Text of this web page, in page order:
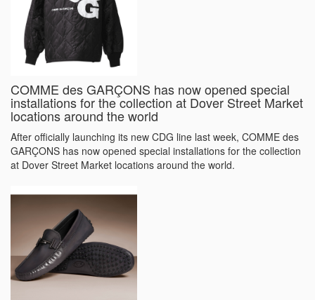
COMME des GARÇONS has now opened special
installations for the collection at Dover Street Market
locations around the world
After officially launching its new CDG line last week, COMME des
GARÇONS has now opened special installations for the collection
at Dover Street Market locations around the world.